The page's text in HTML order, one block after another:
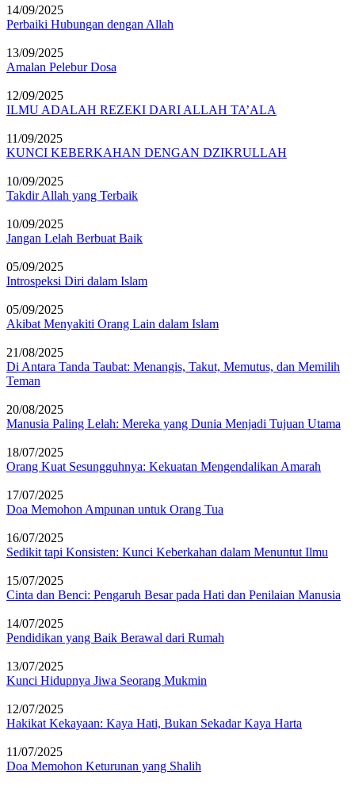
14/09/2025
Perbaiki Hubungan dengan Allah
13/09/2025
Amalan Pelebur Dosa
12/09/2025
ILMU ADALAH REZEKI DARI ALLAH TA’ALA
11/09/2025
KUNCI KEBERKAHAN DENGAN DZIKRULLAH
10/09/2025
Takdir Allah yang Terbaik
10/09/2025
Jangan Lelah Berbuat Baik
05/09/2025
Introspeksi Diri dalam Islam
05/09/2025
Akibat Menyakiti Orang Lain dalam Islam
21/08/2025
Di Antara Tanda Taubat: Menangis, Takut, Memutus, dan Memilih
Teman
20/08/2025
Manusia Paling Lelah: Mereka yang Dunia Menjadi Tujuan Utama
18/07/2025
Orang Kuat Sesungguhnya: Kekuatan Mengendalikan Amarah
17/07/2025
Doa Memohon Ampunan untuk Orang Tua
16/07/2025
Sedikit tapi Konsisten: Kunci Keberkahan dalam Menuntut Ilmu
15/07/2025
Cinta dan Benci: Pengaruh Besar pada Hati dan Penilaian Manusia
14/07/2025
Pendidikan yang Baik Berawal dari Rumah
13/07/2025
Kunci Hidupnya Jiwa Seorang Mukmin
12/07/2025
Hakikat Kekayaan: Kaya Hati, Bukan Sekadar Kaya Harta
11/07/2025
Doa Memohon Keturunan yang Shalih